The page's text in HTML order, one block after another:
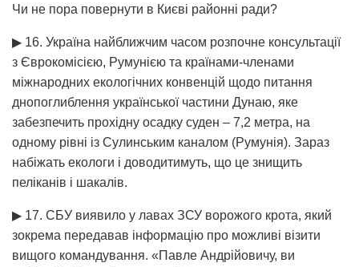
Чи не пора повернути в Києві районні ради?
▶ 16. Україна найближчим часом розпочне консультації
з Єврокомісією, Румунією та країнами-членами
міжнародних екологічних конвенцій щодо питання
днопоглиблення української частини Дунаю, яке
забезпечить прохідну осадку суден – 7,2 метра, на
одному рівні із Сулинським каналом (Румунія). Зараз
набіжать екологи і доводитимуть, що це знищить
пеліканів і шакалів.
▶ 17. СБУ виявило у лавах ЗСУ ворожого крота, який
зокрема передавав інформацію про можливі візити
вищого командування. «Павле Андрійовичу, ви